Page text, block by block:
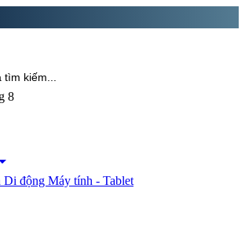
8
Di động Máy tính - Tablet